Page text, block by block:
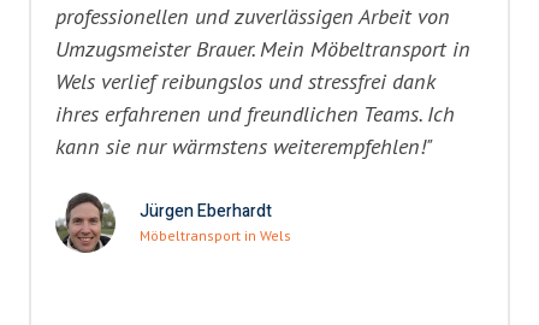
professionellen und zuverlässigen Arbeit von
Umzugsmeister Brauer. Mein Möbeltransport in
Wels verlief reibungslos und stressfrei dank
ihres erfahrenen und freundlichen Teams. Ich
kann sie nur wärmstens weiterempfehlen!"
Jürgen Eberhardt
Möbeltransport in Wels